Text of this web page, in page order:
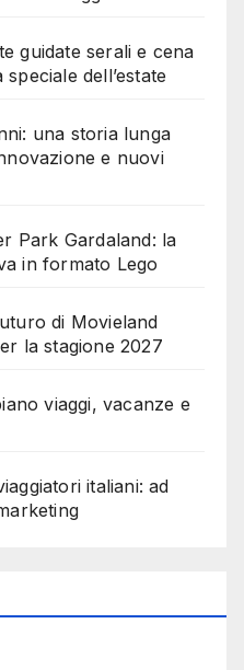
guidate serali e cena
dell’estate
una storia lunga
e nuovi
Park Gardaland: la
in formato Lego
di Movieland
la stagione 2027
viaggi, vacanze e
italiani: ad